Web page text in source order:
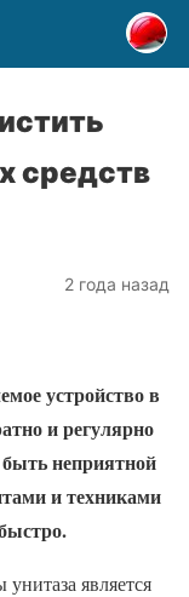
средств
2 года назад
устройство в
и регулярно
неприятной
и техниками
является